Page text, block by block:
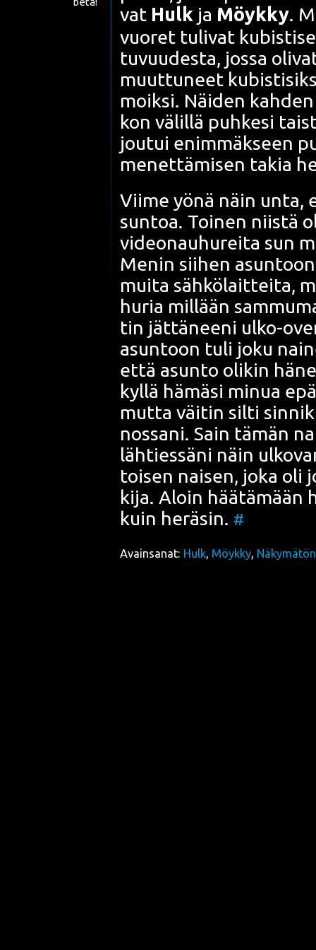
vat Hulk ja Möyk­ky.
vuo­ret tuli­vat
tu­vuu­des­ta, jos­sa
muut­tu­neet
moik­si. Näi­den
kon välil­lä puh­ke­si
jou­tui enim­mäk­seen
menet­tä­mi­sen takia
Vii­me yönä näin
sun­toa. Toi­nen niis­tä
video­nau­hu­rei­ta sun
Menin sii­hen
mui­ta säh­kö­lait­tei­ta,
hu­ria mil­lään
tin jät­tä­nee­ni ulko-
asun­toon tuli joku
että asun­to oli­kin
kyl­lä hämä­si minua
mut­ta väi­tin sil­ti
nos­sa­ni. Sain tämän
läh­ties­sä­ni näin
toi­sen nai­sen, joka oli
ki­ja. Aloin hää­tä­mään
kuin herä­sin. #
Avainsanat: Hulk Möykky